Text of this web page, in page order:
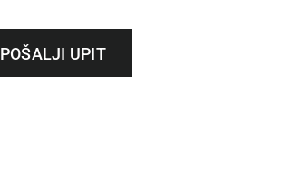
POŠALJI UPIT